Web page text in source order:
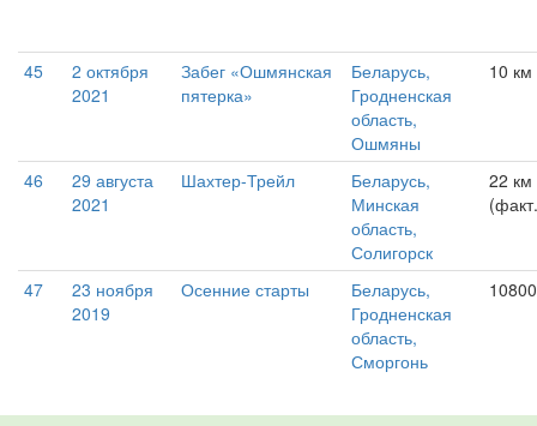
45
2 октября
2021
Забег «Ошмянская
пятерка»
Беларусь,
Гродненская
область,
Ошмяны
10 км
46
29 августа
2021
Шахтер-Трейл
Беларусь,
Минская
область,
Солигорск
22 км
47
23 ноября
2019
Осенние старты
Беларусь,
Гродненская
область,
Сморгонь